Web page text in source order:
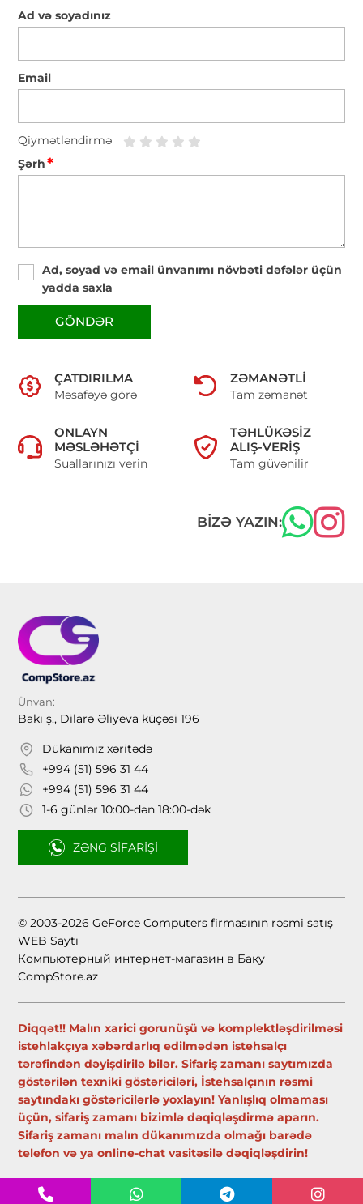
Ad və soyadınız
Email
Qiymətləndirmə
Şərh*
Ad, soyad və email ünvanımı növbəti dəfələr üçün
yadda saxla
GÖNDƏR
ÇATDIRILMA
Məsafəyə görə
ZƏMANƏTLI
Tam zəmanət
ONLAYN
MƏSLƏHƏTÇI
Suallarınızı verin
TƏHLÜKƏSIZ
ALIŞ-VERIŞ
Tam güvənilir
BIZƏ YAZIN:
Ünvan:
Bakı ş., Dilarə Əliyeva küçəsi 196
Dükanımız xəritədə
+994 (51) 596 31 44
+994 (51) 596 31 44
1-6 günlər 10:00-dən 18:00-dək
ZƏNG SIFARIŞI
© 2003-2026 GeForce Computers firmasının rəsmi satış
WEB Saytı
Компьютерный интернет-магазин в Баку
CompStore.az
Diqqət!! Malın xarici gorunüşü və komplektləşdirilməsi
istehlakçıya xəbərdarlıq edilmədən istehsalçı
tərəfindən dəyişdirilə bilər. Sifariş zamanı saytımızda
göstərilən texniki göstəriciləri, İstehsalçının rəsmi
saytındakı göstəricilərlə yoxlayın! Yanlışlıq olmaması
üçün, sifariş zamanı bizimlə dəqiqləşdirmə aparın.
Sifariş zamanı malın dükanımızda olmağı barədə
telefon və ya online-chat vasitəsilə dəqiqləşdirin!